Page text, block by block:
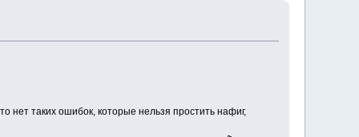
таких ошибок, которые нельзя простить нафиг,